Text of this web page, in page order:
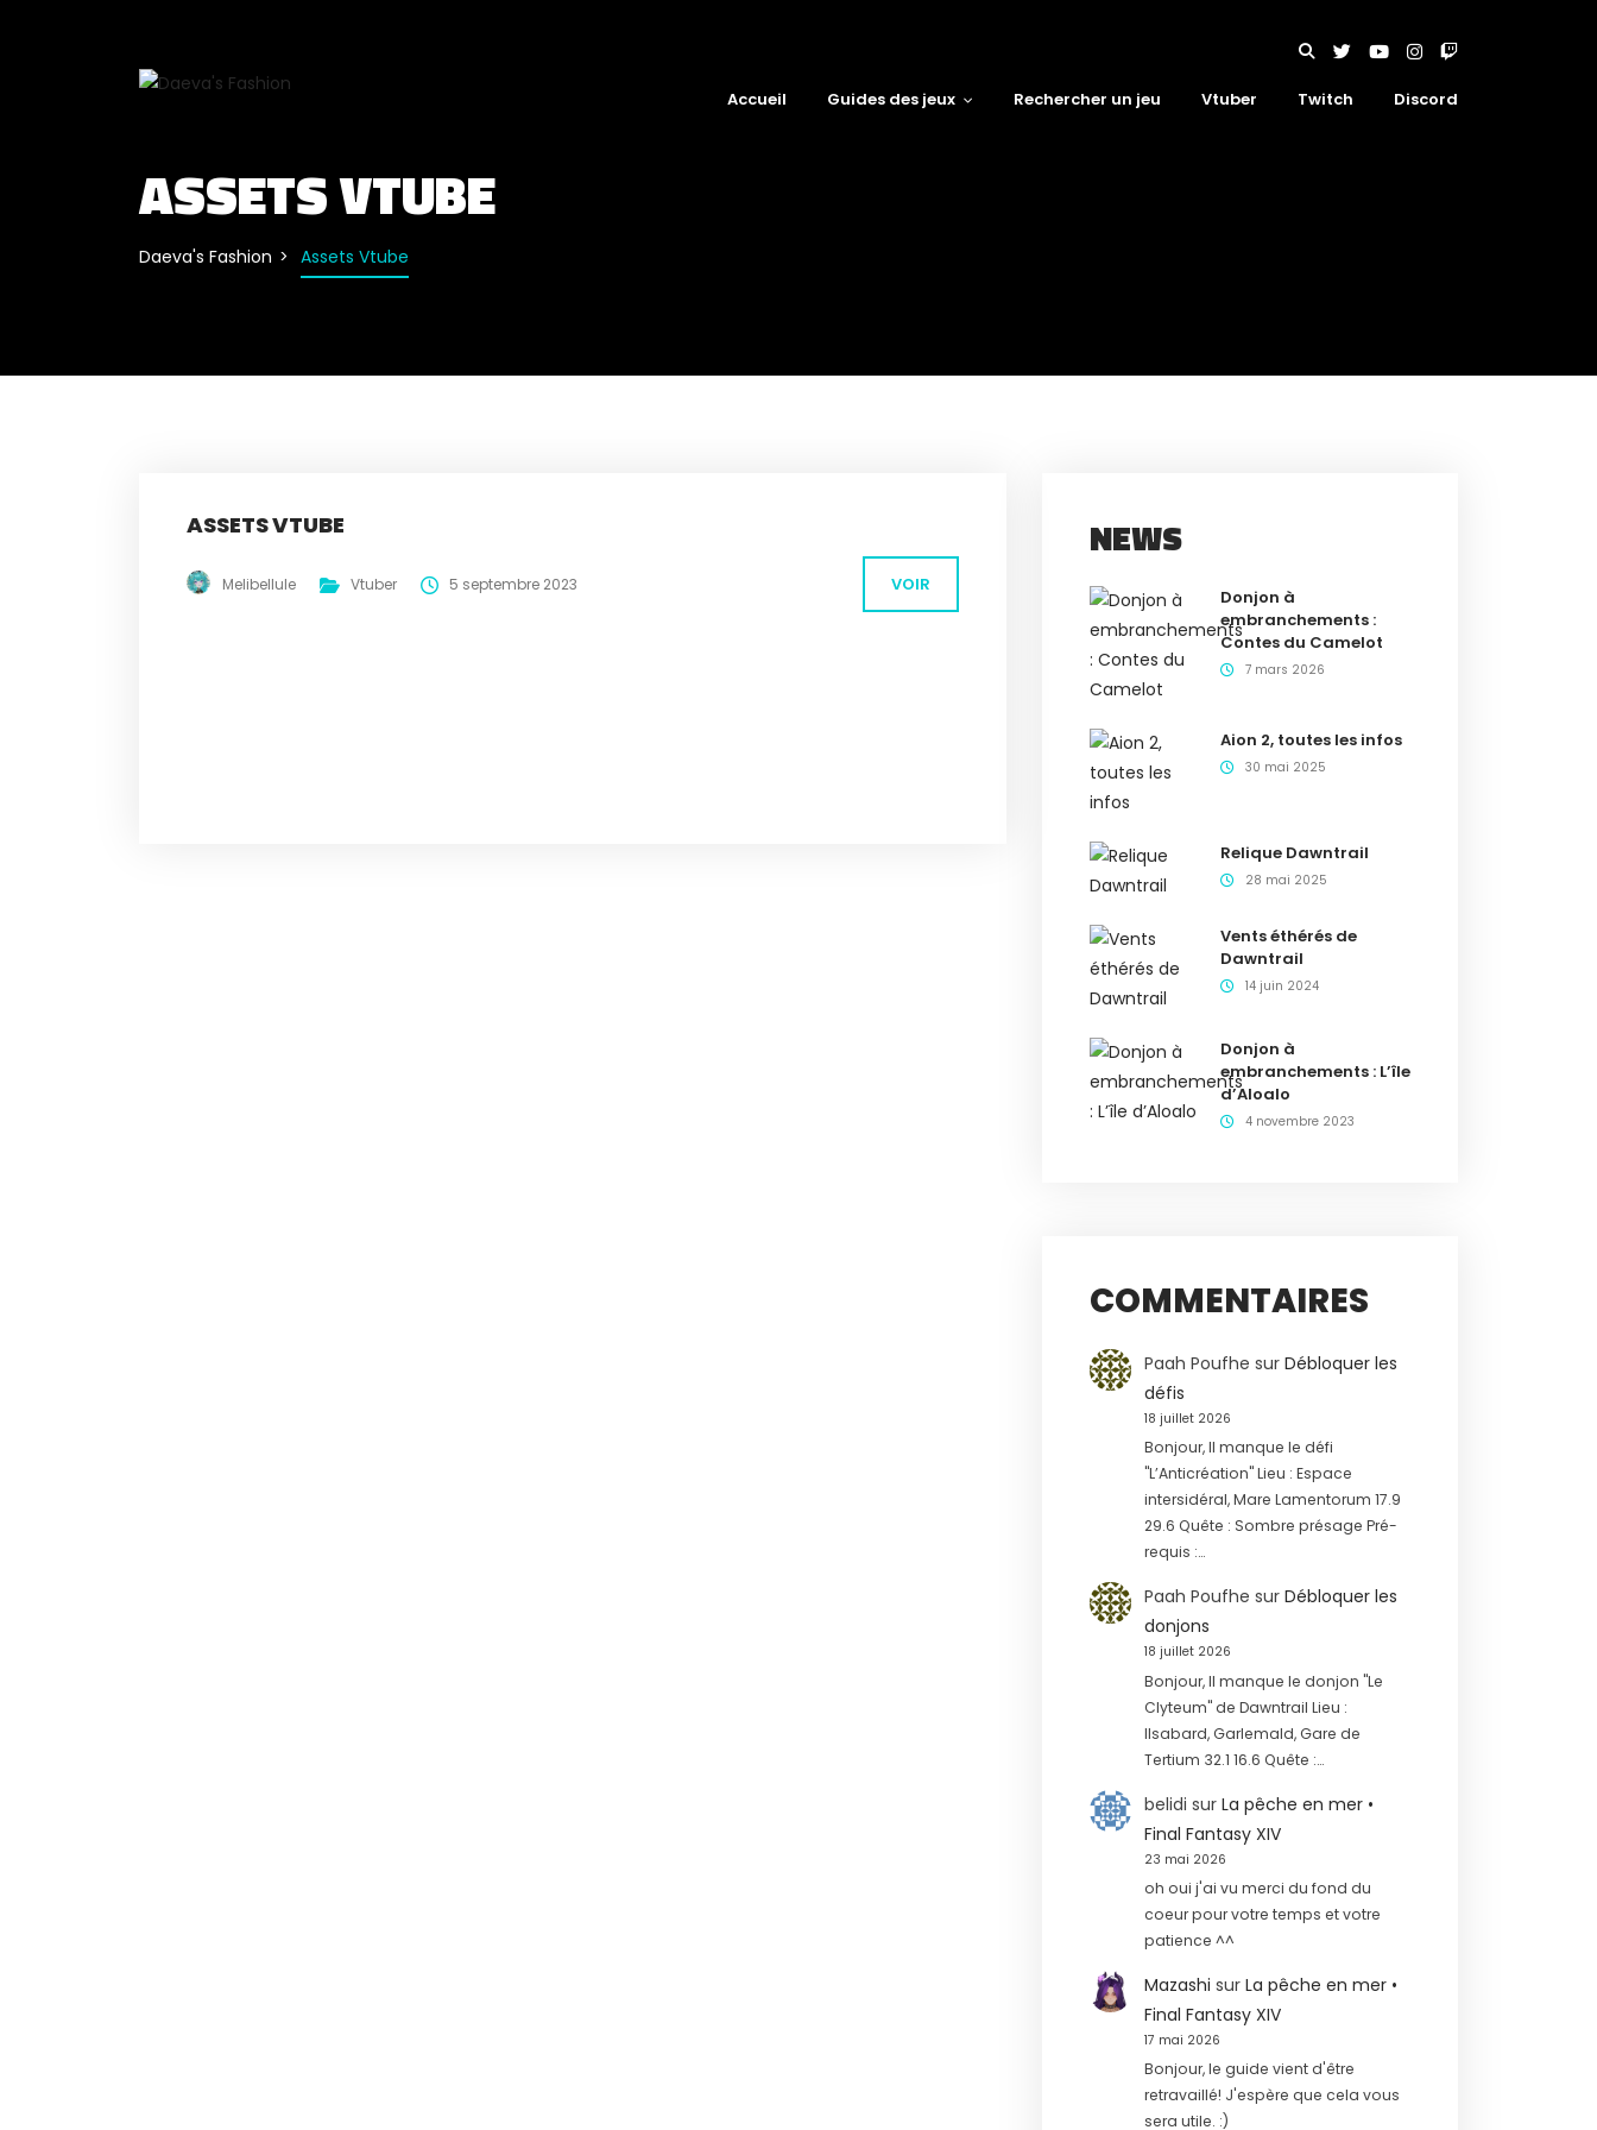
Accueil Guides des jeux Rechercher un jeu Vtuber Twitch Discord
ASSETS VTUBE
Daeva's Fashion Assets Vtube
ASSETS VTUBE
Melibellule Vtuber 5 septembre 2023 VOIR
NEWS
Donjon à
embranchements :
Contes du Camelot
7 mars 2026
Aion 2, toutes les infos
30 mai 2025
Relique Dawntrail
28 mai 2025
Vents éthérés de
Dawntrail
14 juin 2024
Donjon à
embranchements : L’île
d’Aloalo
4 novembre 2023
COMMENTAIRES
Paah Poufhe sur Débloquer les
défis
18 juillet 2026
Bonjour, Il manque le défi
"L’Anticréation" Lieu : Espace
intersidéral, Mare Lamentorum 17.9
29.6 Quête : Sombre présage Pré-
requis :…
Paah Poufhe sur Débloquer les
donjons
18 juillet 2026
Bonjour, Il manque le donjon "Le
Clyteum" de Dawntrail Lieu :
Ilsabard, Garlemald, Gare de
Tertium 32.1 16.6 Quête :…
belidi sur La pêche en mer •
Final Fantasy XIV
23 mai 2026
oh oui j'ai vu merci du fond du
coeur pour votre temps et votre
patience ^^
Mazashi sur La pêche en mer •
Final Fantasy XIV
17 mai 2026
Bonjour, le guide vient d'être
retravaillé! J'espère que cela vous
sera utile. :)